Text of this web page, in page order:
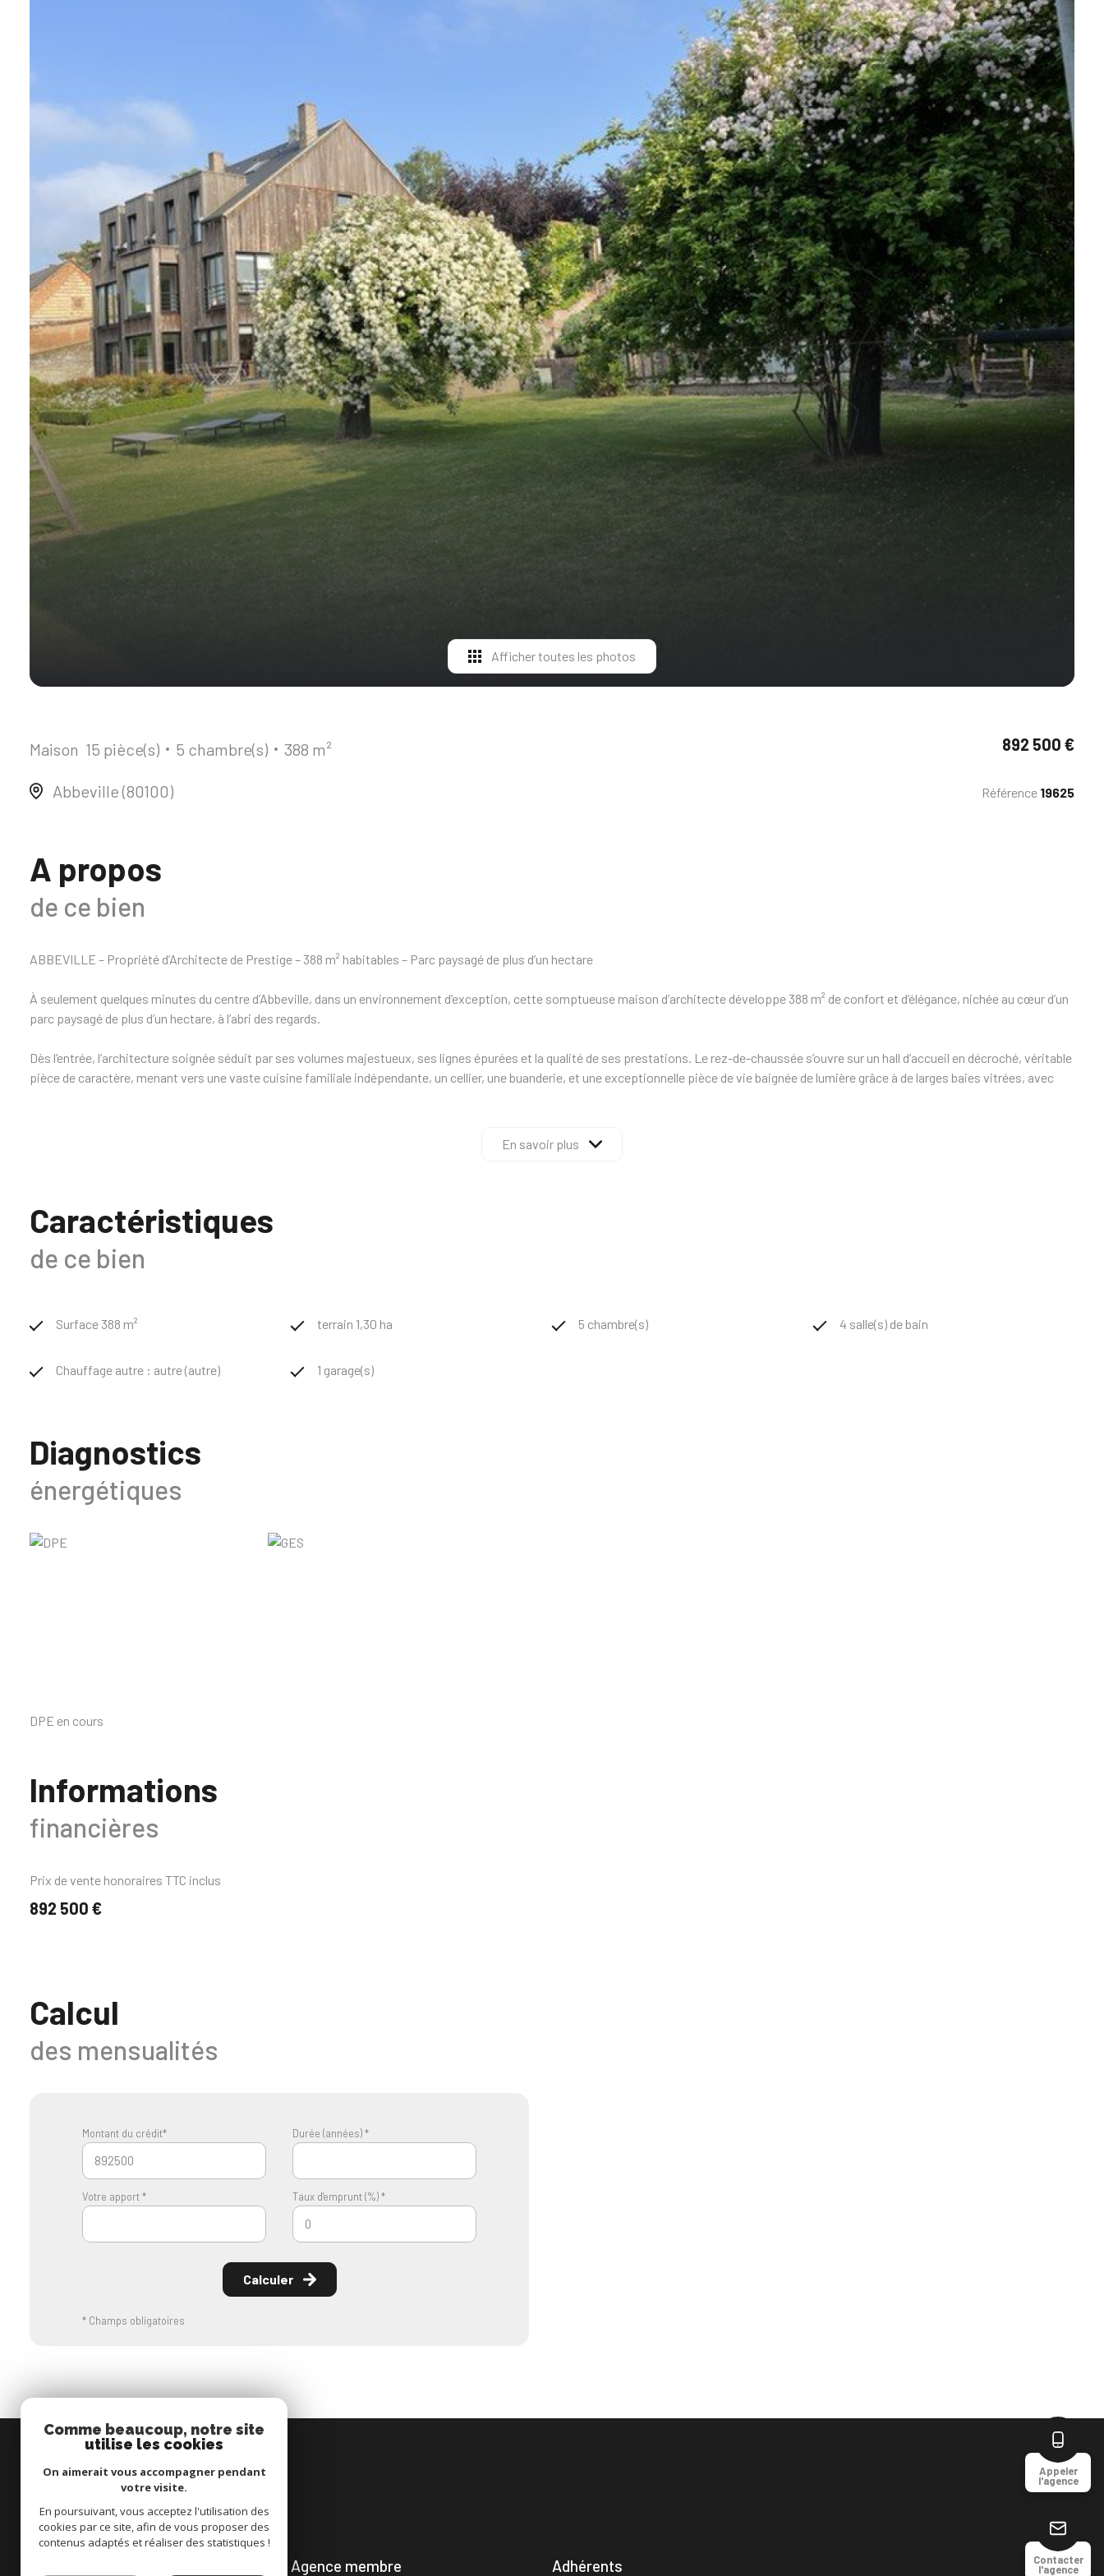
Appeler
l'agence
Contacter
l'agence
Afficher toutes les photos
Maison 15 pièce(s) 5 chambre(s) 388 m²
Abbeville (80100)
892 500 €
Référence 19625
A propos
de ce bien
ABBEVILLE – Propriété d’Architecte de Prestige – 388 m² habitables – Parc paysagé de plus d’un hectare
À seulement quelques minutes du centre d’Abbeville, dans un environnement d’exception, cette somptueuse maison d’architecte développe 388 m² de confort et d’élégance, nichée au cœur d’un
parc paysagé de plus d’un hectare, à l’abri des regards.
Dès l’entrée, l’architecture soignée séduit par ses volumes majestueux, ses lignes épurées et la qualité de ses prestations. Le rez-de-chaussée s’ouvre sur un hall d’accueil en décroché, véritable
pièce de caractère, menant vers une vaste cuisine familiale indépendante, un cellier, une buanderie, et une exceptionnelle pièce de vie baignée de lumière grâce à de larges baies vitrées, avec
À l’extérieur, une généreuse terrasse exposée sud-ouest prolonge l’espace de vie sur la nature, idéale pour les réceptions et les moments de détente. Plusieurs dépendances (atelier, studio), des
box, ainsi qu’un grand garage complètent ce bien rare.
En savoir plus
Caractéristiques
de ce bien
Surface 388 m² terrain 1,30 ha 5 chambre(s) 4 salle(s) de bain
Chauffage autre : autre (autre) 1 garage(s)
Diagnostics
énergétiques
DPE en cours
Informations
financières
Prix de vente honoraires TTC inclus
892 500 €
Calcul
des mensualités
Montant du crédit* Durée (années) *
Votre apport * Taux d'emprunt (%) *
Calculer
* Champs obligatoires
Agence membre Adhérents
Comme beaucoup, notre site
utilise les cookies
On aimerait vous accompagner pendant
votre visite.
En poursuivant, vous acceptez l'utilisation des
cookies par ce site, afin de vous proposer des
contenus adaptés et réaliser des statistiques !